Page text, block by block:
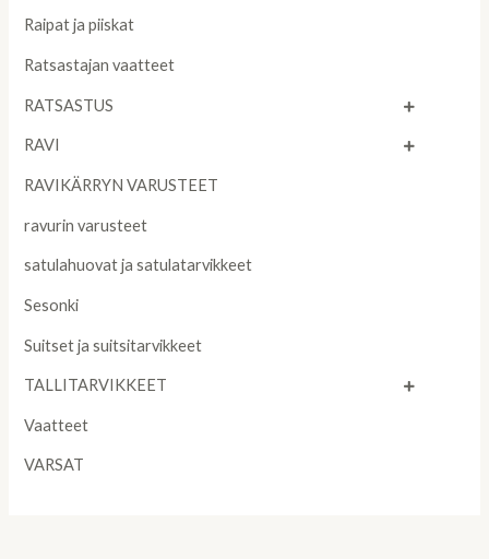
Raipat ja piiskat
Ratsastajan vaatteet
RATSASTUS
RAVI
RAVIKÄRRYN VARUSTEET
ravurin varusteet
satulahuovat ja satulatarvikkeet
Sesonki
Suitset ja suitsitarvikkeet
TALLITARVIKKEET
Vaatteet
VARSAT